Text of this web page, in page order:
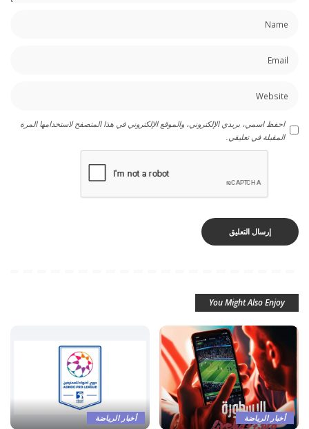
احفظ اسمي، بريدي الإلكتروني، والموقع الإلكتروني في هذا المتصفح لاستخدامها المرة
المقبلة في تعليقي.
You Might Also Enjoy
أخبار الرياضة أخبار الرياضة